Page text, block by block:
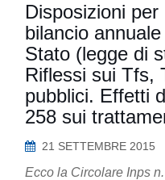
Disposizioni
bilancio
Stato (legge di
Riflessi sui Tfs,
pubblici. Effetti
258 sui
21 SETTEMBRE 2015
Ecco la Circolare Inps